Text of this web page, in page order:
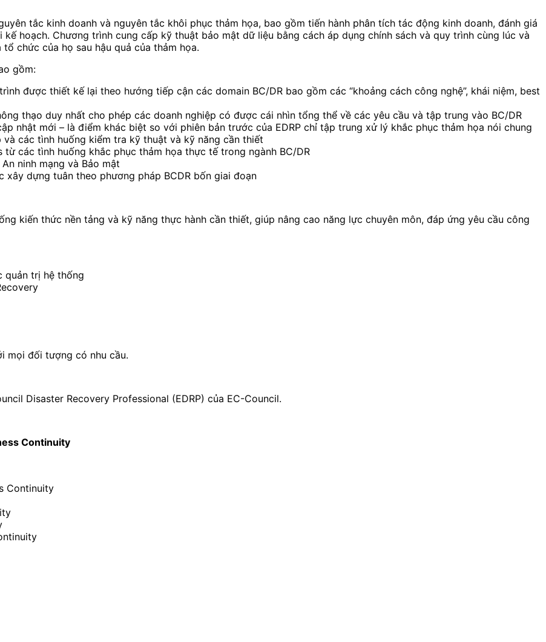
tắc kinh doanh và nguyên tắc khôi phục thảm họa, bao gồm tiến hành phân tích tác động kinh doanh, đánh giá
hoạch. Chương trình cung cấp kỹ thuật bảo mật dữ liệu bằng cách áp dụng chính sách và quy trình cùng lúc và
chức của họ sau hậu quả của thảm họa.
gồm:
được thiết kế lại theo hướng tiếp cận các domain BC/DR bao gồm các “khoảng cách công nghệ”, khái niệm, best
thạo duy nhất cho phép các doanh nghiệp có được cái nhìn tổng thể về các yêu cầu và tập trung vào BC/DR
nhật mới – là điểm khác biệt so với phiên bản trước của EDRP chỉ tập trung xử lý khắc phục thảm họa nói chung
các tình huống kiểm tra kỹ thuật và kỹ năng cần thiết
các tình huống khắc phục thảm họa thực tế trong ngành BC/DR
ninh mạng và Bảo mật
dựng tuân theo phương pháp BCDR bốn giai đoạn
kiến thức nền tảng và kỹ năng thực hành cần thiết, giúp nâng cao năng lực chuyên môn, đáp ứng yêu cầu công
quản trị hệ thống
mọi đối tượng có nhu cầu.
Disaster Recovery Professional (EDRP) của EC-Council.
Continuity
Continuity